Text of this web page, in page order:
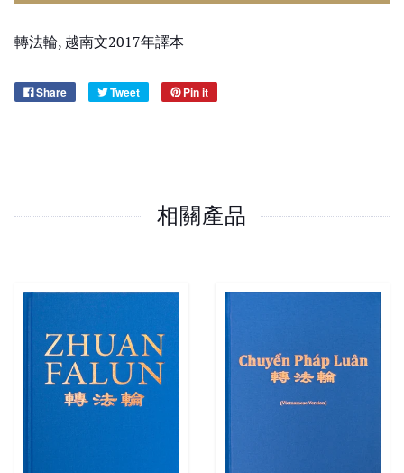
轉法輪, 越南文2017年譯本
Share Tweet Pin it
相關產品